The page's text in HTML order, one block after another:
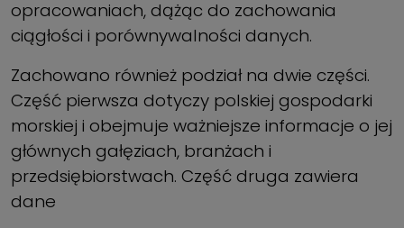
opracowaniach, dążąc do zachowania
ciągłości i porównywalności danych.
Zachowano również podział na dwie części.
Część pierwsza dotyczy polskiej gospodarki
morskiej i obejmuje ważniejsze informacje o jej
głównych gałęziach, branżach i
przedsiębiorstwach. Część druga zawiera
dane